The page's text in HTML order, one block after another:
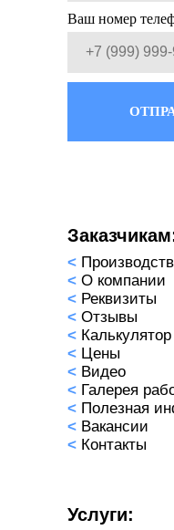
Ваш номер
<
< О компании
< Реквизиты
< Отзывы
< Калькулятор
< Цены
< Видео
< Галерея
< Полезная
< Вакансии
< Контакты
Услуги: